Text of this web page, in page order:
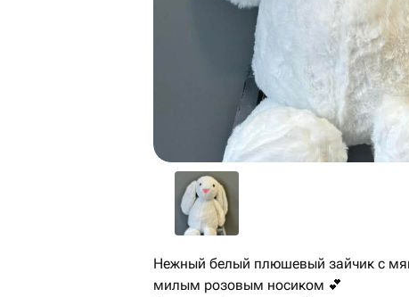
Нежный белый плюшевый зайчик с
милым розовым носиком 💕